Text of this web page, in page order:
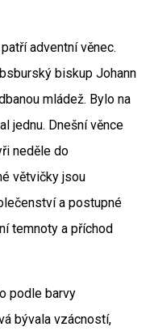
adventní věnec.
biskup Johann
mládež. Bylo na
jednu. Dnešní věnce
neděle do
větvičky jsou
a postupné
temnoty a příchod
podle barvy
bývala vzácností,